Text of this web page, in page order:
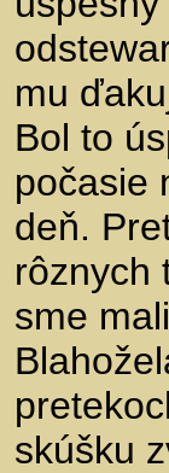
mu
Bol to
počasie
deň.
rôznych
sme
skúšku